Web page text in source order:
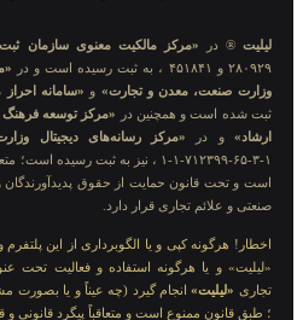
لیلیت ® در «مرکز مالکیت معنوی سازمان
۲۸۰۹۲۹ و ۴۵۱۸۴۱ ، به ثبت رسیده است و در
وزارت صنعت، معدن و تجارت» و «سامانه احراز
ثبت شده است و همچنین در
«مرکز توسعه
ارشاد» و در «مرکز رسانه‌های دیجیتال
۱-۳-۶۵-۷۱۲۳۹۹-۱-۱ ، نیز به ثبت
است و تحت قانون حمایت از حقوق
صنعتی و علائم تجاری قرار دارد.
اخطار! هرگونه کپی و یا الگوبرداری از این
«لیلیت» و یا هرگونه استفاده و فعالیت تحت
تجاری «لیلیت»انجام گیرد (چه عیناً و یا بصورت
؛ طبق قانون ممنوع است و متعاقباً پیگرد قانونی